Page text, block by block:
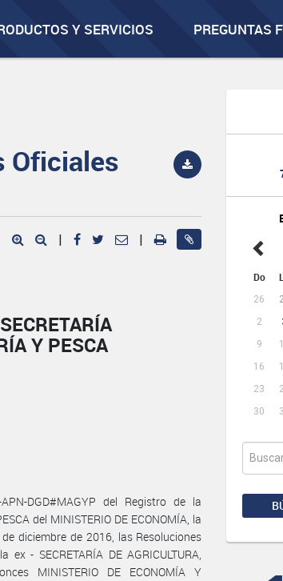
Y SERVICIOS PREGUNTAS
Do
26
2
9
16
23
30
Oficiales
| |
Y PESCA
DGD#MAGYP del Registro de la
del MINISTERIO DE ECONOMÍA, la
diciembre de 2016, las Resoluciones
- SECRETARÍA DE AGRICULTURA,
MINISTERIO DE ECONOMÍA Y